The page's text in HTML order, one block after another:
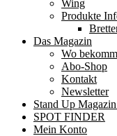
Wing
Produkte
Das Magazin
Wo
Abo-Shop
Kontakt
Newsletter
Stand Up
SPOT FINDER
Mein Konto